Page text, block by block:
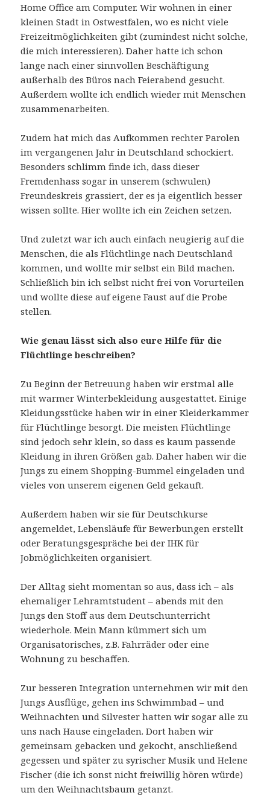
Home Office am Computer. Wir wohnen in einer
kleinen Stadt in Ostwestfalen, wo es nicht viele
Freizeitmöglichkeiten gibt (zumindest nicht solche,
die mich interessieren). Daher hatte ich schon
lange nach einer sinnvollen Beschäftigung
außerhalb des Büros nach Feierabend gesucht.
Außerdem wollte ich endlich wieder mit Menschen
zusammenarbeiten.
Zudem hat mich das Aufkommen rechter Parolen
im vergangenen Jahr in Deutschland schockiert.
Besonders schlimm finde ich, dass dieser
Fremdenhass sogar in unserem (schwulen)
Freundeskreis grassiert, der es ja eigentlich besser
wissen sollte. Hier wollte ich ein Zeichen setzen.
Und zuletzt war ich auch einfach neugierig auf die
Menschen, die als Flüchtlinge nach Deutschland
kommen, und wollte mir selbst ein Bild machen.
Schließlich bin ich selbst nicht frei von Vorurteilen
und wollte diese auf eigene Faust auf die Probe
stellen.
Wie genau lässt sich also eure Hilfefür die
Flüchtlingebeschreiben?
Zu Beginn der Betreuung haben wir erstmal alle
mit warmer Winterbekleidung ausgestattet. Einige
Kleidungsstücke haben wir in einer Kleiderkammer
für Flüchtlinge besorgt. Die meisten Flüchtlinge
sind jedoch sehr klein, so dass es kaum passende
Kleidung in ihren Größen gab. Daher haben wir die
Jungs zu einem Shopping-Bummel eingeladen und
vieles von unserem eigenen Geld gekauft.
Außerdem haben wir sie für Deutschkurse
angemeldet, Lebensläufe für Bewerbungen erstellt
oder Beratungsgespräche bei der IHK für
Jobmöglichkeiten organisiert.
Der Alltag sieht momentan so aus, dass ich – als
ehemaliger Lehramtstudent – abends mit den
Jungs den Stoff aus dem Deutschunterricht
wiederhole. Mein Mann kümmert sich um
Organisatorisches, z.B. Fahrräder oder eine
Wohnung zu beschaffen.
Zur besseren Integration unternehmen wir mit den
Jungs Ausflüge, gehen ins Schwimmbad – und
Weihnachten und Silvester hatten wir sogar alle zu
uns nach Hause eingeladen. Dort haben wir
gemeinsam gebacken und gekocht, anschließend
gegessen und später zu syrischer Musik und Helene
Fischer (die ich sonst nicht freiwillig hören würde)
um den Weihnachtsbaum getanzt.